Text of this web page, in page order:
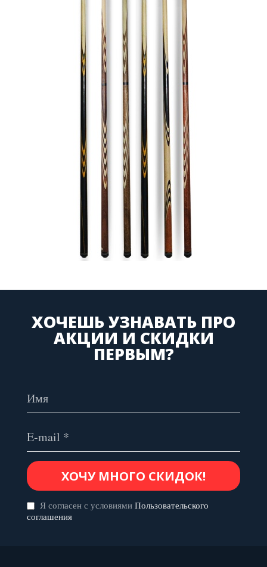
ХОЧЕШЬ УЗНАВАТЬ ПРО
АКЦИИ И СКИДКИ
ПЕРВЫМ?
Я согласен с условиями Пользовательского
соглашения